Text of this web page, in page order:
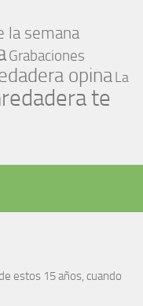
la semana
Grabaciones
opina La
te
estos 15 años, cuando